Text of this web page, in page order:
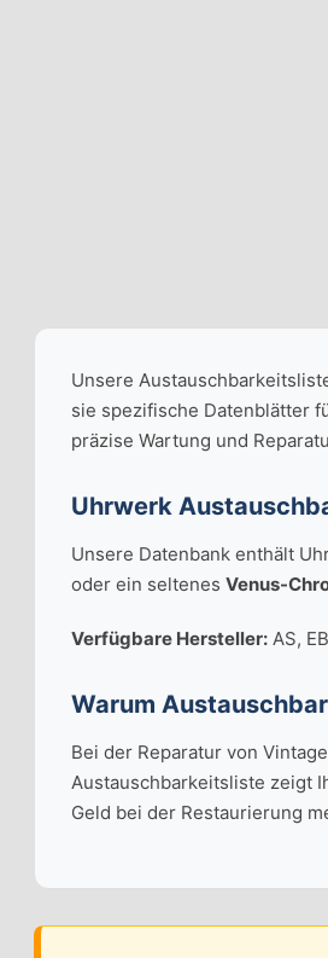
Unsere
sie spezifische Datenblätter
präzise Wartung und
Uhrwerk
Unsere Datenbank enthält
oder ein seltenes Venus-
Verfügbare Hersteller: AS,
Warum
Bei der Reparatur von
Austauschbarkeitsliste zeigt
Geld bei der Restaurierung